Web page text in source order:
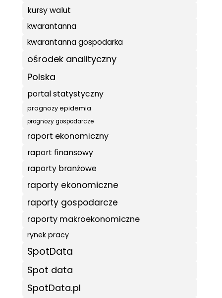
kursy walut
kwarantanna
kwarantanna gospodarka
ośrodek analityczny
Polska
portal statystyczny
prognozy epidemia
prognozy gospodarcze
raport ekonomiczny
raport finansowy
raporty branżowe
raporty ekonomiczne
raporty gospodarcze
raporty makroekonomiczne
rynek pracy
SpotData
Spot data
SpotData.pl